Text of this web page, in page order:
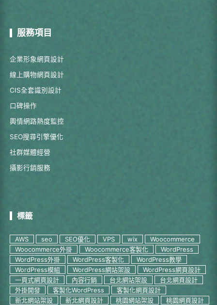
服務項目
企業形象網頁設計
線上購物網頁設計
CIS全套識別設計
口碑操作
輿情網路熱度監控
SEO搜尋引擎優化
社群媒體經營
攝影行銷服務
標籤
AWS seo SEO優化 VPS wix
Woocommerce
Woocommerce外掛
Woocommerce客製化
WordPress
WordPress外掛
WordPress客製化
WordPress教學
WordPress模組
WordPress網站架設
WordPress網頁設計
一頁式網頁設計
內容行銷 台北網站架設
台北網頁設計
外掛開發
客製化WordPress
客製化網頁設計
新北網站架設
新北網頁設計 桃園網站架設 桃園網頁設計